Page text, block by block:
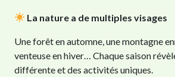
La nature a de multiples visages
Une forêt en automne, une montagne
venteuse en hiver… Chaque saison
différente et des activités uniques.